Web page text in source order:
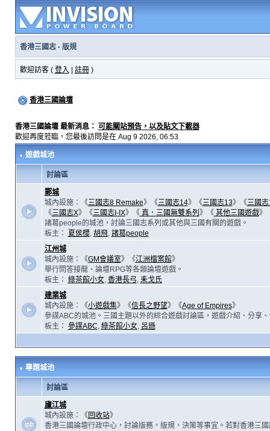
香港三國志· 版規
歡迎訪客 ( 登入 註冊)
香港三國論壇
香港三國論壇 最新消息： 可能關站預告，以及貼文下載器
歡迎再度蒞臨，您最後訪問是在 Aug 9 2026, 06:53
遊戲城池
討論區
鄴城
城內設施：《三國志8 Remake》《三國志14》《三國志13》《三國
《三國志X》《三國志I-IX》《真．三國無雙系列 》《其他三國遊戲》
諸葛people的城池，討論三國志系列或其他與三國有關的遊戲。
板主：
夏侯櫻, 胡飛, 諸葛people
江州城
城內設施：《GM會議室》《江洲檔案館》
舉行問答接龍、論壇RPG等各類論壇遊戲。
板主： 綠茶館小女, 香港長弓, 耒戈氏
建業城
城內設施：《小遊戲集》《信長之野望》《Age of Empires》
參謀ABC的城池。三國主題以外的綜合遊戲討論區，遊戲介紹、分享
板主： 參謀ABC, 綠茶館小女, 呂遜
專題城池
討論區
廬江城
城內設施：《回收站》
香港三國論壇行政中心，討論版務，版規，決策等事宜。若對香港三